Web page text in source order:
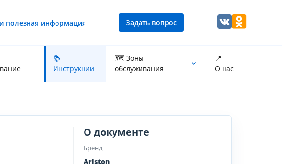
полезная информация Задать вопрос
📚
Инструкции
🗺 Зоны
обслуживания
📍
О нас
О документе
Бренд
Ariston